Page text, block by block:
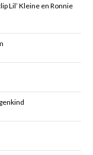
Lil’ Kleine en Ronnie